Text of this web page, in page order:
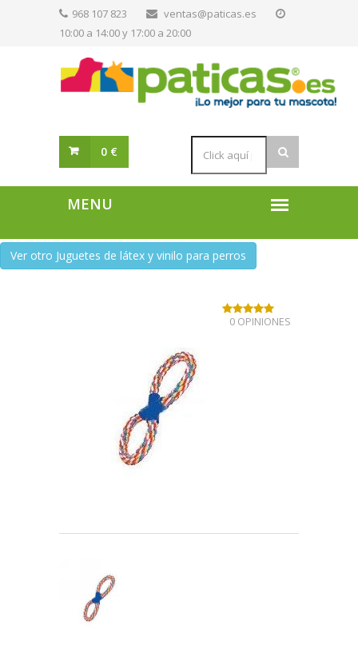
968 107 823
ventas@paticas.es
10:00 a 14:00 y 17:00 a 20:00
0 €
Ver otro Juguetes de látex y vinilo para perros
0 OPINIONES